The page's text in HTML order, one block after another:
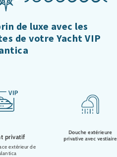
de luxe avec les
de votre Yacht VIP
privatif
extérieur de
Douche extérieure
privative avec vestiaire